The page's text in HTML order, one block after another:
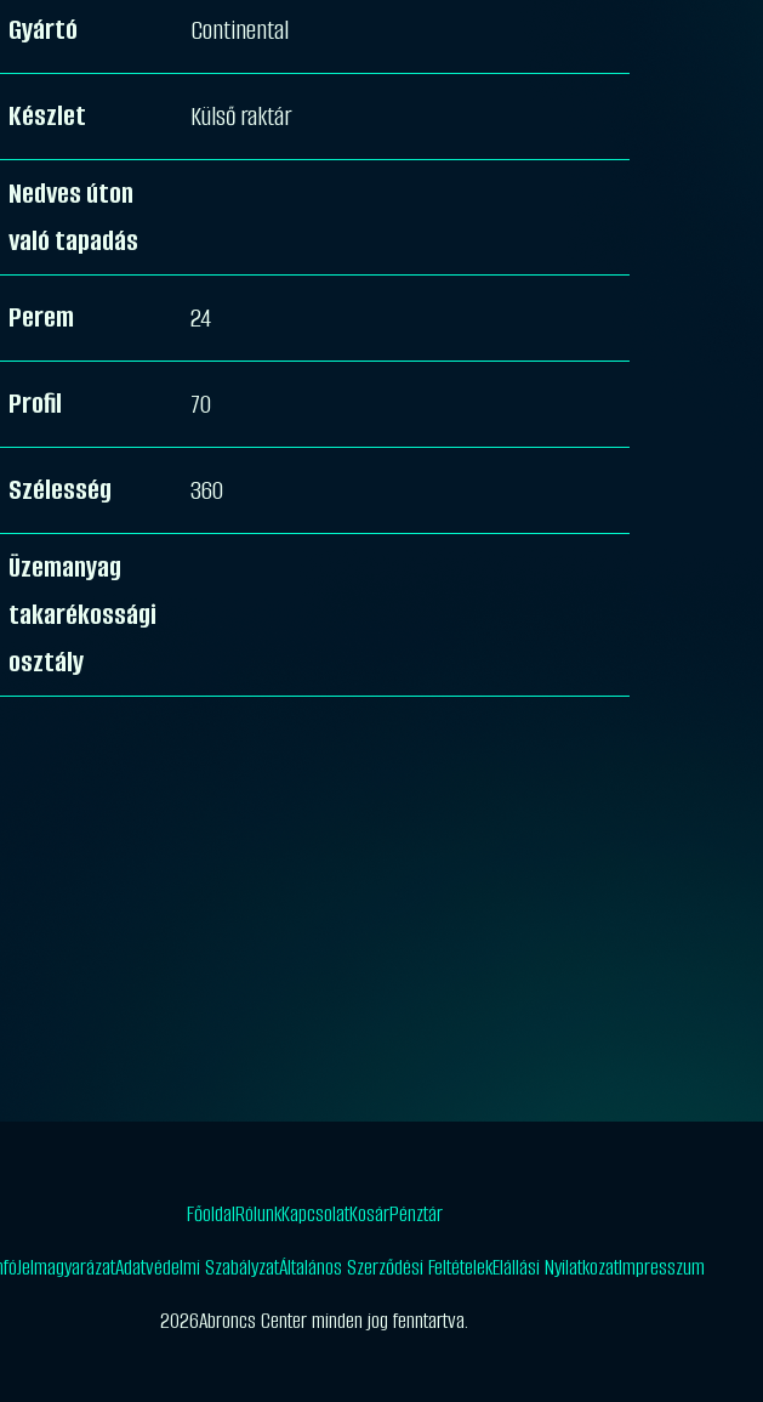
Gyártó Continental
Készlet Külső raktár
Nedves úton
való tapadás
Perem 24
Profil 70
Szélesség 360
Üzemanyag
takarékossági
osztály
FőoldalRólunkKapcsolatKosárPénztár
JelmagyarázatAdatvédelmi SzabályzatÁltalános Szerződési FeltételekElállási NyilatkozatImpresszum
2026Abroncs Center minden jog fenntartva.